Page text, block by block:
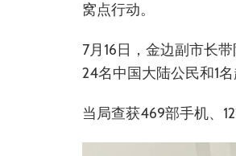
窝点行动。
7月16日，金边副市长
24名中国大陆公民和1名
当局查获469部手机、